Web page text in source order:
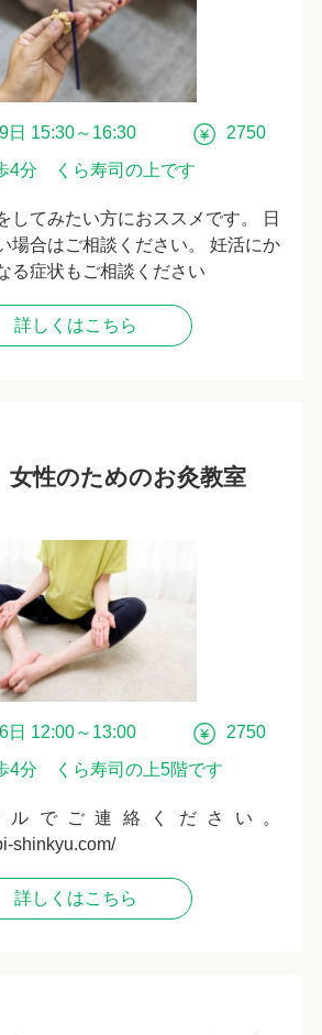
日 15:30～16:30
2750
4分 くら寿司の上です
してみたい方におススメです。 日
場合はご相談ください。 妊活にか
る症状もご相談ください
詳しくはこちら
女性のためのお灸教室
日 12:00～13:00
2750
4分 くら寿司の上5階です
でご連絡ください。
shinkyu.com/
詳しくはこちら